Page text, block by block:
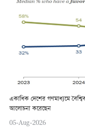
একাধিক দেশের গণমাধ্যমে
আলোচনা করেছেন
05-Aug-2026